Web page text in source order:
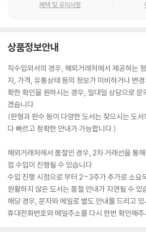
혜택 및 유의사항
상품정보안내
직수입외서의 경우, 해외거래처에서 제공하는
지, 가격, 유통상태 등의 정보가 미비하거나 변
확한 확인을 원하시는 경우, 일대일 상담으로 문
겠습니다.
(판형과 판수 등이 다양한 도서는 찾으시는 도
다 빠르고 정확한 안내가 가능합니다.)
해외거래처에서 품절인 경우, 2차 거래선을 통
접 수입이 진행될 수 있습니다.
수입 진행 시점으로 부터 2~3주가 추가로 소요
원활하지 않은 도서는 품절 안내가 지연될 수 있
해당 경우, 문자와 메일로 별도 안내를 드리고
휴대전화번호와 메일주소를 다시 한번 확인해